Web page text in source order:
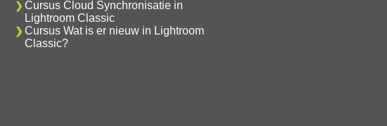
Cursus Cloud Synchronisatie in
Lightroom Classic
Cursus Wat is er nieuw in Lightroom
Classic?